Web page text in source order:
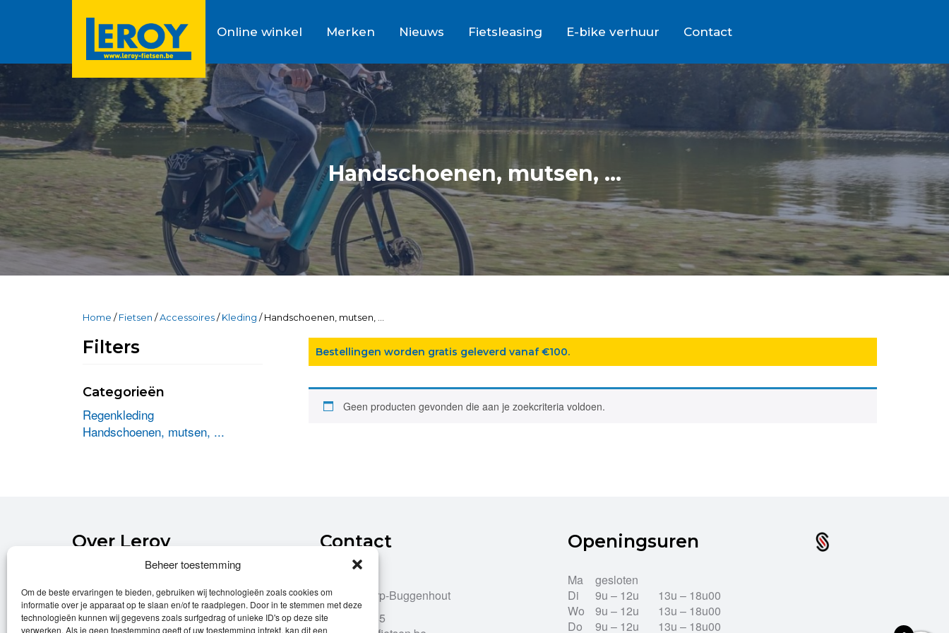
Beheer toestemming
Om de beste ervaringen te bieden, gebruiken wij technologieën zoals cookies om
informatie over je apparaat op te slaan en/of te raadplegen. Door in te stemmen met deze
technologieën kunnen wij gegevens zoals surfgedrag of unieke ID's op deze site
verwerken. Als je geen toestemming geeft of uw toestemming intrekt, kan dit een
Online winkel Merken Nieuws Fietsleasing E-bike verhuur Contact
Handschoenen, mutsen, ...
Home /Fietsen /Accessoires/Kleding / Handschoenen, mutsen, ...
Filters
Categorieën
Regenkleding
Handschoenen, mutsen, ...
Bestellingen worden gratis geleverd vanaf €100.
Geen producten gevonden die aan je zoekcriteria voldoen.
Over Leroy
en eventuele herstellingen van
(elektrische) fietsen.
Contact
9255 Opdorp-Buggenhout
052/33.27.85
Openingsuren
Ma
gesloten
Di
9u – 12u
13u – 18u00
Wo
9u – 12u
13u – 18u00
Do
9u – 12u 13u – 18u00